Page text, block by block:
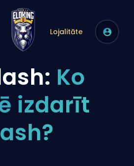
Lojalitāte
Ko
izdarīt